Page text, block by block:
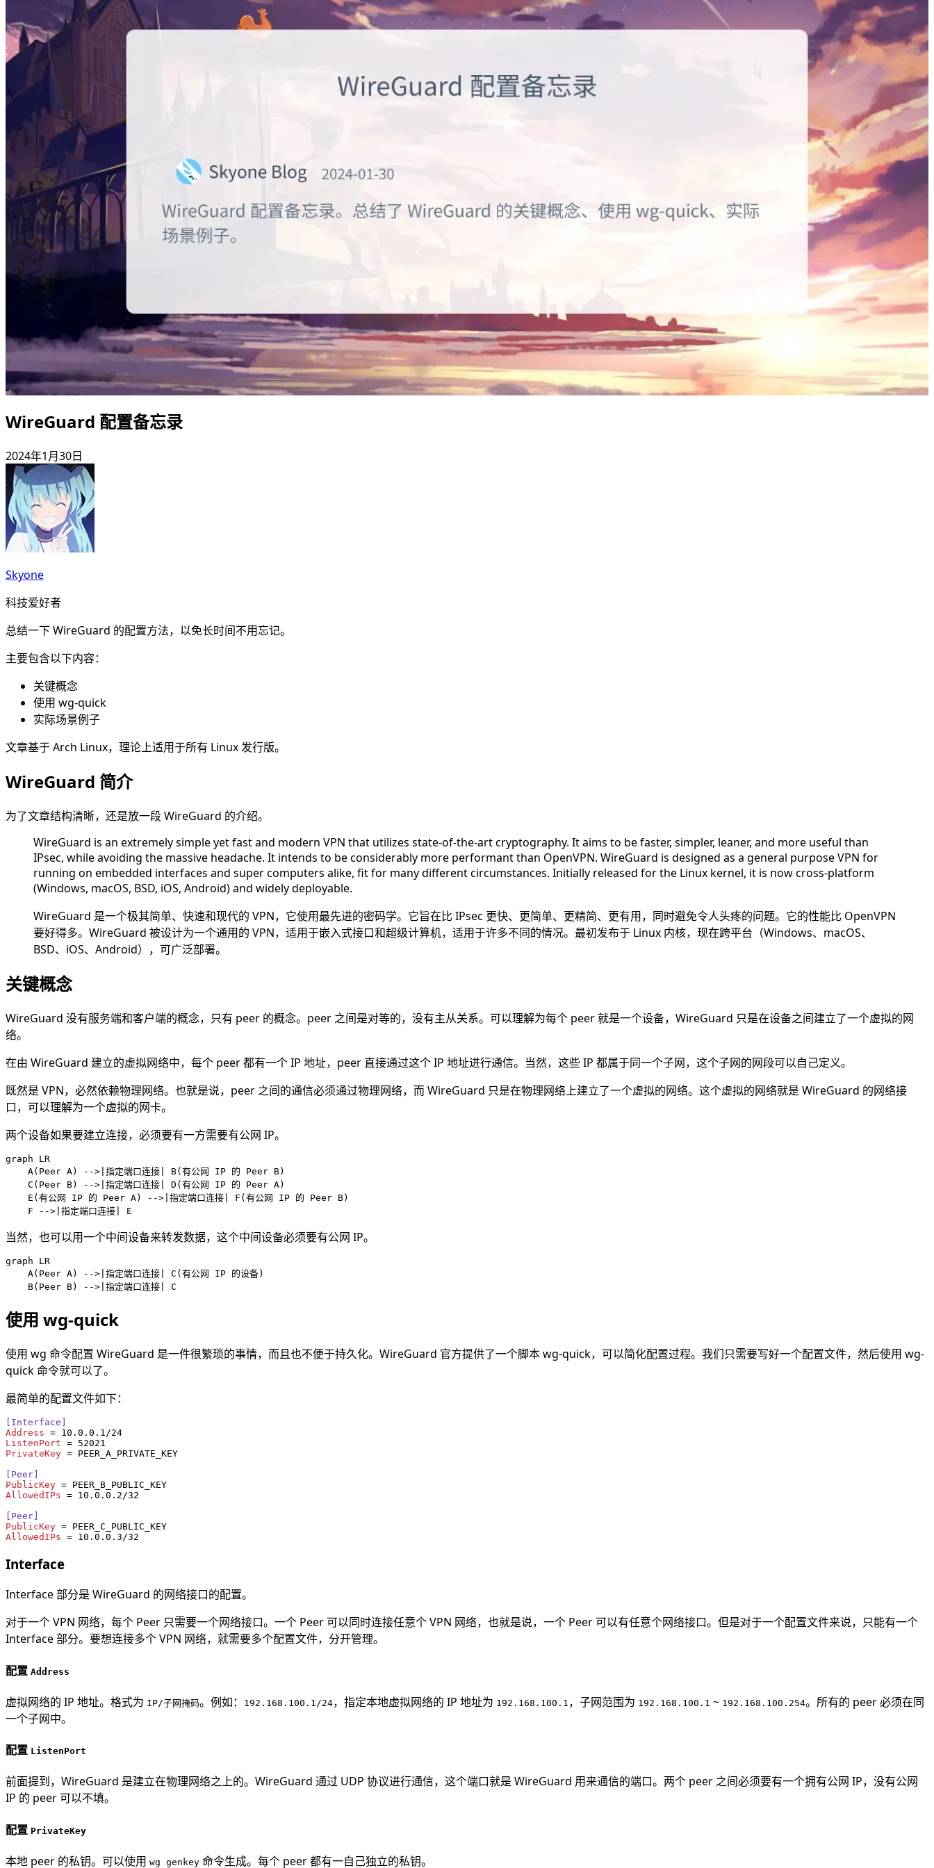
WireGuard 配置备忘录
2024年1月30日
Skyone
科技爱好者
总结一下 WireGuard 的配置方法，以免长时间不用忘记。
主要包含以下内容：
关键概念
使用 wg-quick
实际场景例子
文章基于 Arch Linux，理论上适用于所有 Linux 发行版。
WireGuard 简介
为了文章结构清晰，还是放一段 WireGuard 的介绍。
WireGuard is an extremely simple yet fast and modern VPN that utilizes state-of-the-art cryptography. It aims to be faster, simpler, leaner, and more useful than
IPsec, while avoiding the massive headache. It intends to be considerably more performant than OpenVPN. WireGuard is designed as a general purpose VPN for
running on embedded interfaces and super computers alike, fit for many different circumstances. Initially released for the Linux kernel, it is now cross-platform
(Windows, macOS, BSD, iOS, Android) and widely deployable.
WireGuard 是一个极其简单、快速和现代的 VPN，它使用最先进的密码学。它旨在比 IPsec 更快、更简单、更精简、更有用，同时避免令人头疼的问题。它的性能比 OpenVPN
要好得多。WireGuard 被设计为一个通用的 VPN，适用于嵌入式接口和超级计算机，适用于许多不同的情况。最初发布于 Linux 内核，现在跨平台（Windows、macOS、
BSD、iOS、Android），可广泛部署。
关键概念
WireGuard 没有服务端和客户端的概念，只有 peer 的概念。peer 之间是对等的，没有主从关系。可以理解为每个 peer 就是一个设备，WireGuard 只是在设备之间建立了一个虚拟的网
络。
在由 WireGuard 建立的虚拟网络中，每个 peer 都有一个 IP 地址，peer 直接通过这个 IP 地址进行通信。当然，这些 IP 都属于同一个子网，这个子网的网段可以自己定义。
既然是 VPN，必然依赖物理网络。也就是说，peer 之间的通信必须通过物理网络，而 WireGuard 只是在物理网络上建立了一个虚拟的网络。这个虚拟的网络就是 WireGuard 的网络接
口，可以理解为一个虚拟的网卡。
两个设备如果要建立连接，必须要有一方需要有公网 IP。
graph LR
    A(Peer A) -->|指定端口连接| B(有公网 IP 的 Peer B)
    C(Peer B) -->|指定端口连接| D(有公网 IP 的 Peer A)
    E(有公网 IP 的 Peer A) -->|指定端口连接| F(有公网 IP 的 Peer B)
当然，也可以用一个中间设备来转发数据，这个中间设备必须要有公网 IP。
graph LR
    A(Peer A) -->|指定端口连接| C(有公网 IP 的设备)
使用 wg-quick
使用 wg 命令配置 WireGuard 是一件很繁琐的事情，而且也不便于持久化。WireGuard 官方提供了一个脚本 wg-quick，可以简化配置过程。我们只需要写好一个配置文件，然后使用 wg-
quick 命令就可以了。
最简单的配置文件如下：
[Interface]
Address
ListenPort
PrivateKey = PEER_A_PRIVATE_KEY
[Peer]
PublicKey
AllowedIPs = 10.0.0.2/32
[Peer]
PublicKey
AllowedIPs
Interface
Interface 部分是 WireGuard 的网络接口的配置。
对于一个 VPN 网络，每个 Peer 只需要一个网络接口。一个 Peer 可以同时连接任意个 VPN 网络，也就是说，一个 Peer 可以有任意个网络接口。但是对于一个配置文件来说，只能有一个
Interface 部分。要想连接多个 VPN 网络，就需要多个配置文件，分开管理。
配置 Address
虚拟网络的 IP 地址。格式为 IP/子网掩码。例如： 192.168.100.1/24，指定本地虚拟网络的 IP 地址为 192.168.100.1 ，子网范围为 192.168.100.1 ~ 192.168.100.254。所有的 peer 必须在同
一个子网中。
配置 ListenPort
前面提到，WireGuard 是建立在物理网络之上的。WireGuard 通过 UDP 协议进行通信，这个端口就是 WireGuard 用来通信的端口。两个 peer 之间必须要有一个拥有公网 IP，没有公网
IP 的 peer 可以不填。
配置 PrivateKey
本地 peer 的私钥。可以使用 wg genkey 命令生成。每个 peer 都有一自己独立的私钥。